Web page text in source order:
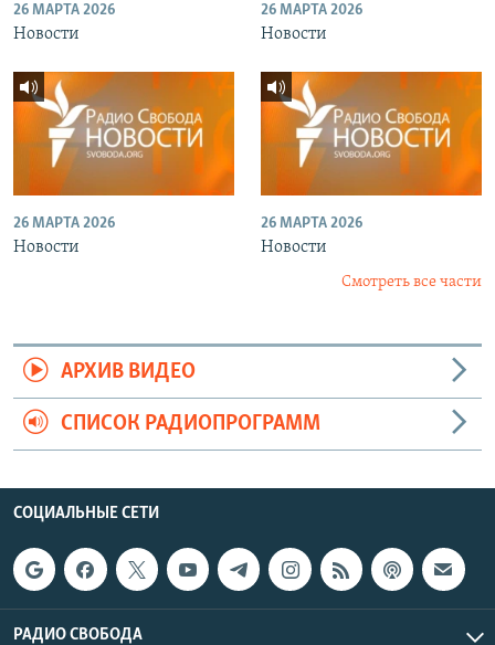
26 МАРТА 2026
Новости
26 МАРТА 2026
Новости
26 МАРТА 2026
Новости
26 МАРТА 2026
Новости
Смотреть все части
АРХИВ ВИДЕО
СПИСОК РАДИОПРОГРАММ
СОЦИАЛЬНЫЕ СЕТИ
РАДИО СВОБОДА